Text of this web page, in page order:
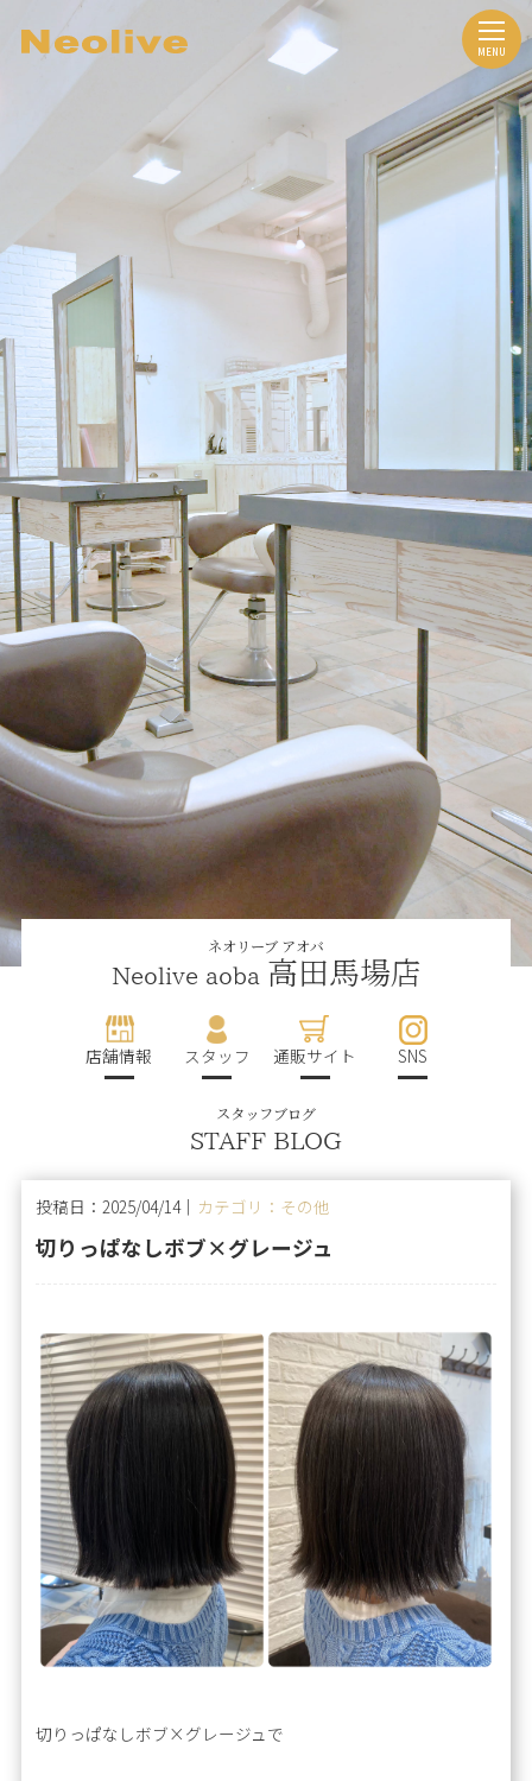
ネオリーブ アオバ
Neolive aoba 高田馬場店
店舗情報 スタッフ 通販サイト SNS
スタッフブログ
STAFF BLOG
投稿日：2025/04/14｜ カテゴリ：その他
切りっぱなしボブ×グレージュ
切りっぱなしボブ×グレージュで